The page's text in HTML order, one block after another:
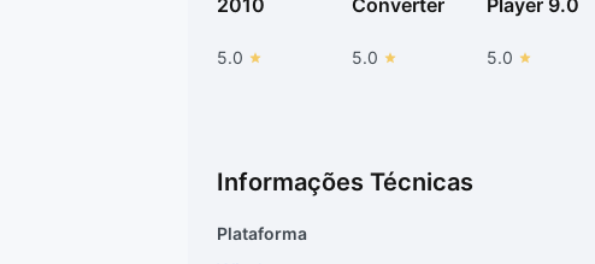
2010
5.0
Converter
5.0
Player 9.0
5.0
Informações Técnicas
Plataforma